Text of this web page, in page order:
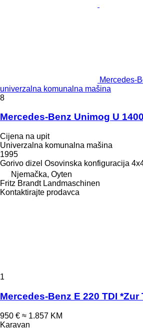
Mercedes-
univerzalna komunalna mašina
8
Mercedes-Benz Unimog U 1400
Cijena na upit
Univerzalna komunalna mašina
1995
Gorivo dizel Osovinska konfiguracija
Njemačka, Oyten
Fritz Brandt Landmaschinen
Kontaktirajte prodavca
1
Mercedes-Benz E 220 TDI
950 € ≈ 1.857 KM
Karavan